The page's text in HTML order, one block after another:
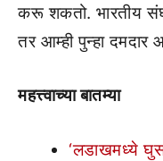
करू शकतो. भारतीय
तर आम्ही पुन्हा
महत्त्वाच्या बातम्या
‘लडाखमध्ये